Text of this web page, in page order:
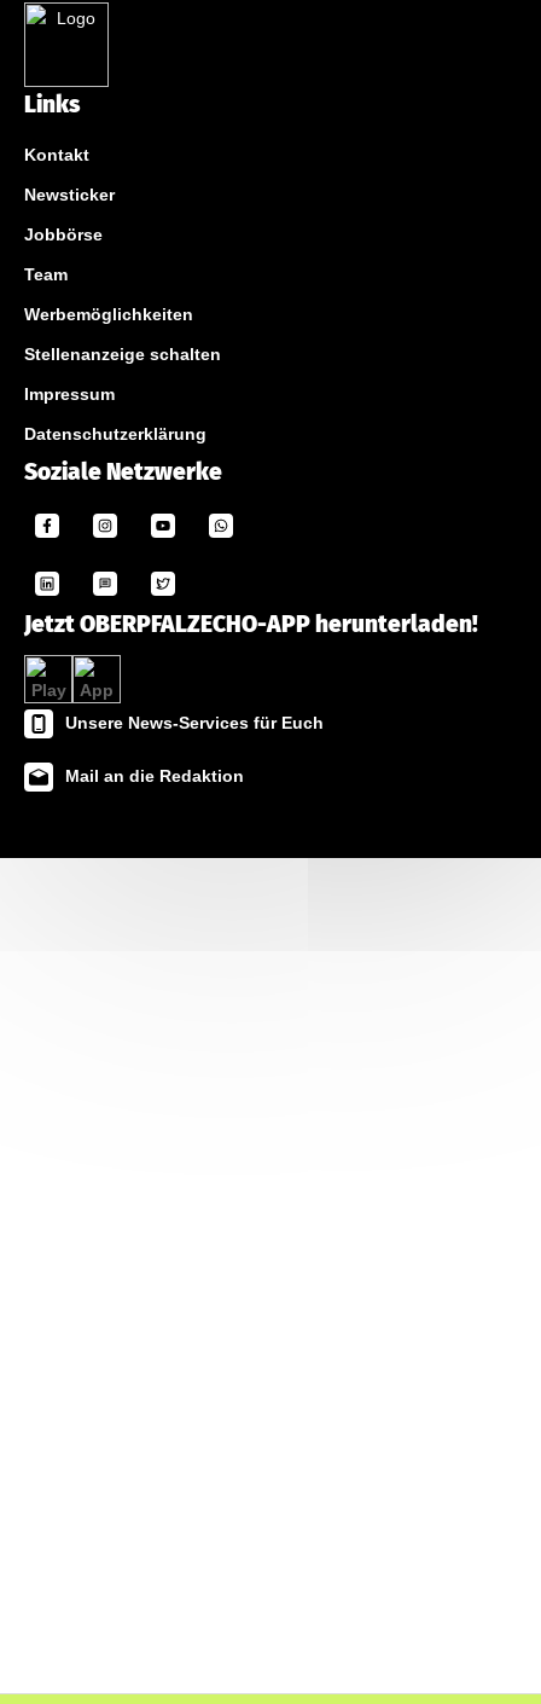
Links
Kontakt
Newsticker
Jobbörse
Team
Werbemöglichkeiten
Stellenanzeige schalten
Impressum
Datenschutzerklärung
Soziale Netzwerke
Jetzt OBERPFALZECHO-APP herunterladen!
Unsere News-Services für Euch
Mail an die Redaktion